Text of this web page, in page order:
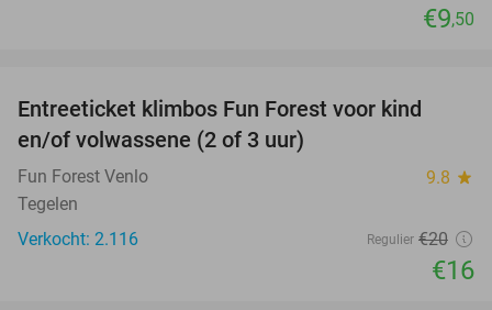
€9,50
Entreeticket klimbos Fun Forest voor kind
en/of volwassene (2 of 3 uur)
Fun Forest Venlo 9.8 star
Tegelen
Verkocht: 2.116
Regulier €20
€16